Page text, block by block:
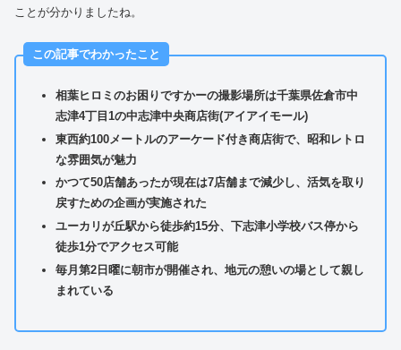
ことが分かりましたね。
この記事でわかったこと
相葉ヒロミのお困りですかーの撮影場所は千葉県佐倉市中
志津4丁目1の中志津中央商店街(アイアイモール)
東西約100メートルのアーケード付き商店街で、昭和レトロ
な雰囲気が魅力
かつて50店舗あったが現在は7店舗まで減少し、活気を取り
戻すための企画が実施された
ユーカリが丘駅から徒歩約15分、下志津小学校バス停から
徒歩1分でアクセス可能
毎月第2日曜に朝市が開催され、地元の憩いの場として親し
まれている